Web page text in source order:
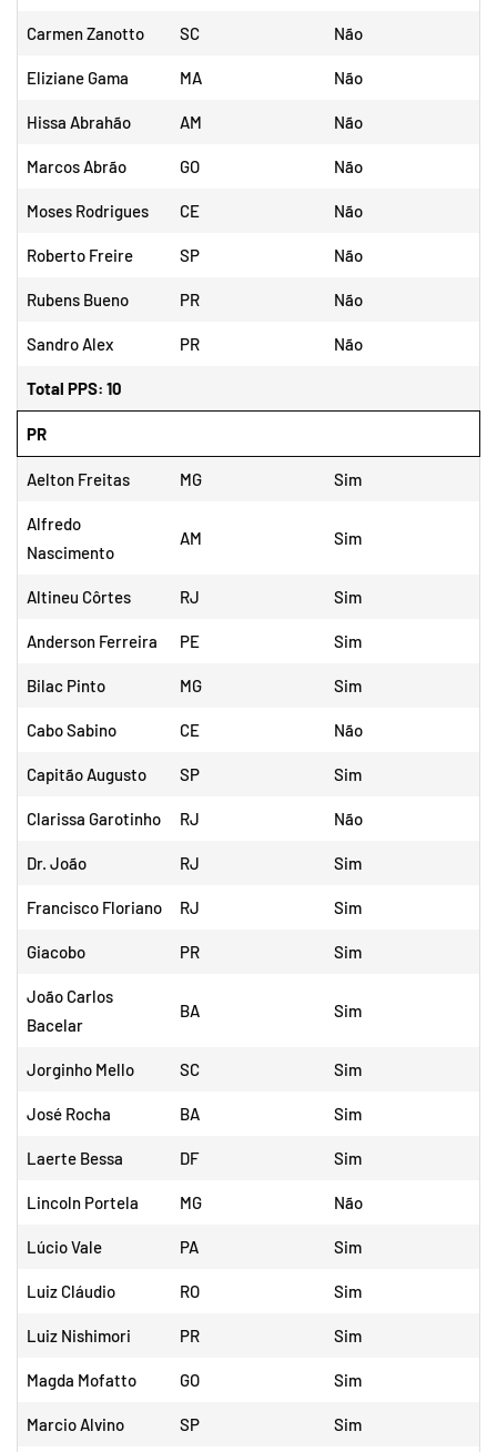
Carmen Zanotto SC Não
Eliziane Gama MA Não
Hissa Abrahão AM Não
Marcos Abrão GO Não
Moses Rodrigues CE Não
Roberto Freire SP Não
Rubens Bueno PR Não
Sandro Alex PR Não
Total PPS: 10
PR
Aelton Freitas MG Sim
Alfredo
Nascimento
AM Sim
Altineu Côrtes RJ Sim
Anderson Ferreira PE Sim
Bilac Pinto MG Sim
Cabo Sabino CE Não
Capitão Augusto SP Sim
Clarissa Garotinho RJ Não
Dr. João RJ Sim
Francisco Floriano RJ Sim
Giacobo PR Sim
João Carlos
Bacelar
BA Sim
Jorginho Mello SC Sim
José Rocha BA Sim
Laerte Bessa DF Sim
Lincoln Portela MG Não
Lúcio Vale PA Sim
Luiz Cláudio RO Sim
Luiz Nishimori PR Sim
Magda Mofatto GO Sim
Marcio Alvino SP Sim